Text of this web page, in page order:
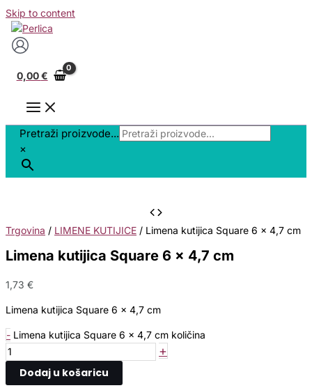
Skip to content
0,00€
Pretraži proizvode...
×
Trgovina / LIMENE KUTIJICE / Limena kutijica Square 6 x 4,7 cm
Limena kutijica Square 6 x 4,7 cm
1,73 €
Limena kutijica Square 6 x 4,7 cm
- Limena kutijica Square 6 x 4,7 cm količina
+
Dodaj u košaricu